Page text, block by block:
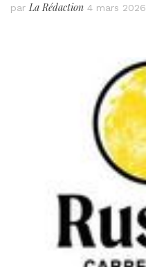
parLa Rédaction 4 mars 2026